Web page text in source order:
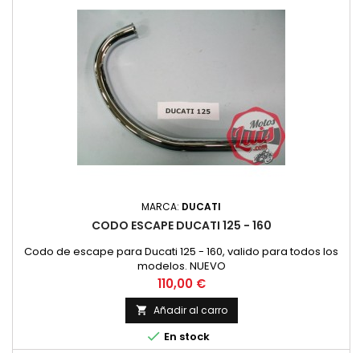
MARCA: DUCATI
CODO ESCAPE DUCATI 125 - 160
Codo de escape para Ducati 125 - 160, valido para todos los
modelos. NUEVO
Precio
110,00 €
 Añadir al carro
 En stock